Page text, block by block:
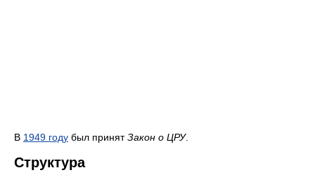
В 1949 году был принятЗакон о ЦРУ.
Структура